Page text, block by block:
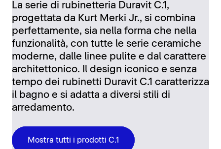
La serie di rubinetteria Duravit C.1,
progettata da Kurt Merki Jr., si combina
perfettamente, sia nella forma che nella
funzionalità, con tutte le serie ceramiche
moderne, dalle linee pulite e dal carattere
architettonico. Il design iconico e senza
tempo dei rubinetti Duravit C.1 caratterizza
il bagno e si adatta a diversi stili di
arredamento.
Mostra tutti i prodotti C.1